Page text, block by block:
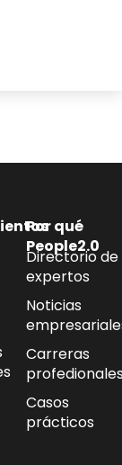
Por qué
People2.0
Directorio de
expertos
Noticias
Carreras
Casos
prácticos